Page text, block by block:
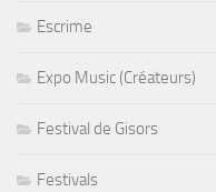
Escrime
Expo Music (Créateurs)
Festival de Gisors
Festivals